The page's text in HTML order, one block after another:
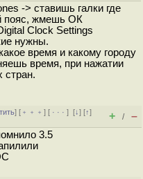
-> ставишь галки где
пояс, жмешь ОК
Clock Settings
нужны.
время и какому городу
время, при нажатии
] [ ﹢﹢﹢] [ · · ·][↓] [↑]
+ / –
3.5